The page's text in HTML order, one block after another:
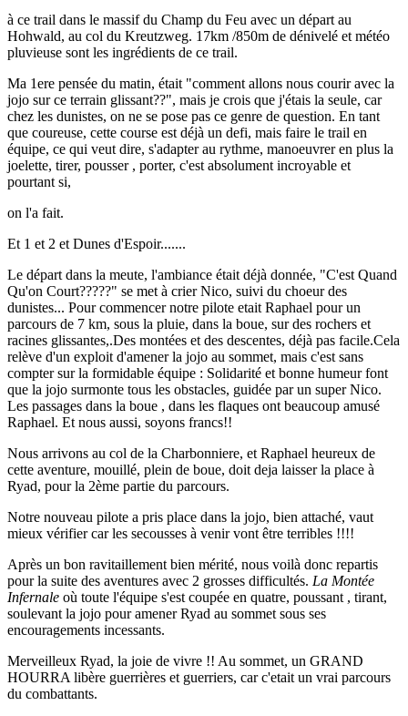
à ce trail dans le massif du Champ du Feu avec un départ au
Hohwald, au col du Kreutzweg. 17km /850m de dénivelé et météo
pluvieuse sont les ingrédients de ce trail.
Ma 1ere pensée du matin, était "comment allons nous courir avec la
jojo sur ce terrain glissant??", mais je crois que j'étais la seule, car
chez les dunistes, on ne se pose pas ce genre de question. En tant
que coureuse, cette course est déjà un defi, mais faire le trail en
équipe, ce qui veut dire, s'adapter au rythme, manoeuvrer en plus la
joelette, tirer, pousser , porter, c'est absolument incroyable et
pourtant si,
on l'a fait.
Et 1 et 2 et Dunes d'Espoir.......
Le départ dans la meute, l'ambiance était déjà donnée, "C'est Quand
Qu'on Court?????" se met à crier Nico, suivi du choeur des
dunistes... Pour commencer notre pilote etait Raphael pour un
parcours de 7 km, sous la pluie, dans la boue, sur des rochers et
racines glissantes,.Des montées et des descentes, déjà pas facile.Cela
relève d'un exploit d'amener la jojo au sommet, mais c'est sans
compter sur la formidable équipe : Solidarité et bonne humeur font
que la jojo surmonte tous les obstacles, guidée par un super Nico.
Les passages dans la boue , dans les flaques ont beaucoup amusé
Raphael. Et nous aussi, soyons francs!!
Nous arrivons au col de la Charbonniere, et Raphael heureux de
cette aventure, mouillé, plein de boue, doit deja laisser la place à
Ryad, pour la 2ème partie du parcours.
Notre nouveau pilote a pris place dans la jojo, bien attaché, vaut
mieux vérifier car les secousses à venir vont être terribles !!!!
Après un bon ravitaillement bien mérité, nous voilà donc repartis
pour la suite des aventures avec 2 grosses difficultés. La Montée
Infernale où toute l'équipe s'est coupée en quatre, poussant , tirant,
soulevant la jojo pour amener Ryad au sommet sous ses
encouragements incessants.
Merveilleux Ryad, la joie de vivre !! Au sommet, un GRAND
HOURRA libère guerrières et guerriers, car c'etait un vrai parcours
du combattants.